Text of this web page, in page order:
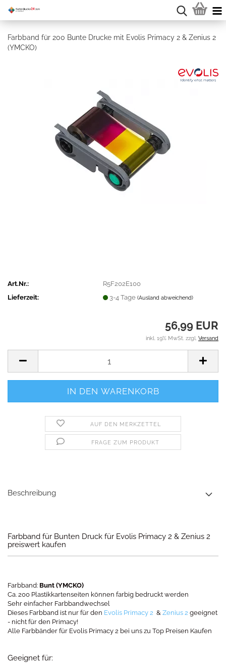
Farbband für 200 Bunte Drucke mit Evolis Primacy 2 & Zenius 2
(YMCKO)
Art.Nr.:
R5F202E100
Lieferzeit:
3-4 Tage(Ausland abweichend)
56,99 EUR
inkl. 19% MwSt. zzgl. Versand
AUF DEN MERKZETTEL
FRAGE ZUM PRODUKT
Beschreibung
Farbband für Bunten Druck für Evolis Primacy 2 & Zenius 2
preiswert kaufen
Farbband: Bunt (YMCKO)
Ca. 200 Plastikkartenseiten können farbig bedruckt werden
Sehr einfacher Farbbandwechsel
Dieses Farbband ist nur für den Evolis Primacy 2 & Zenius 2 geeignet
- nicht für den Primacy!
Alle Farbbänder für Evolis Primacy 2 bei uns zu Top Preisen Kaufen
Geeignet für: